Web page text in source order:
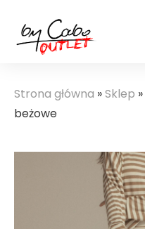
Strona główna »Sklep »
beżowe